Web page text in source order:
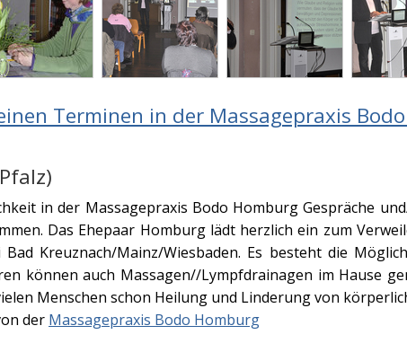
Terminen in der Massagepraxis
in der Massagepraxis Bodo Homburg Gespräche
Das Ehepaar Homburg lädt herzlich ein zum
Kreuznach/Mainz/Wiesbaden. Es besteht die
können auch Massagen//Lympfdrainagen im Hause
Menschen schon Heilung und Linderung von
der Massagepraxis Bodo Homburg